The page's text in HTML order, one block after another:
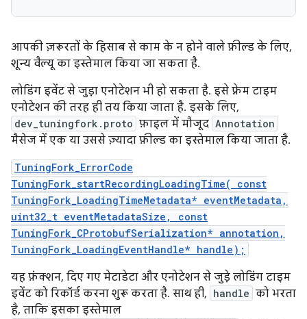
आपकी ज़रूरतों के हिसाब से काम के न होने वाले फ़ील्ड के लिए,
शून्य वैल्यू का इस्तेमाल किया जा सकता है.
लोडिंग इवेंट से जुड़ा एनोटेशन भी हो सकता है. इसे फ़्रेम टाइम
एनोटेशन की तरह ही तय किया जाता है. इसके लिए,
dev_tuningfork.proto फ़ाइल में मौजूद Annotation
मैसेज में एक या उससे ज़्यादा फ़ील्ड का इस्तेमाल किया जाता है.
TuningFork_ErrorCode
TuningFork_startRecordingLoadingTime( const
TuningFork_LoadingTimeMetadata* eventMetadata,
uint32_t eventMetadataSize, const
TuningFork_CProtobufSerialization* annotation,
TuningFork_LoadingEventHandle* handle);
यह फ़ंक्शन, दिए गए मेटाडेटा और एनोटेशन से जुड़े लोडिंग टाइम
इवेंट को रिकॉर्ड करना शुरू करता है. साथ ही, handle को भरता
है, ताकि इसका इस्तेमाल